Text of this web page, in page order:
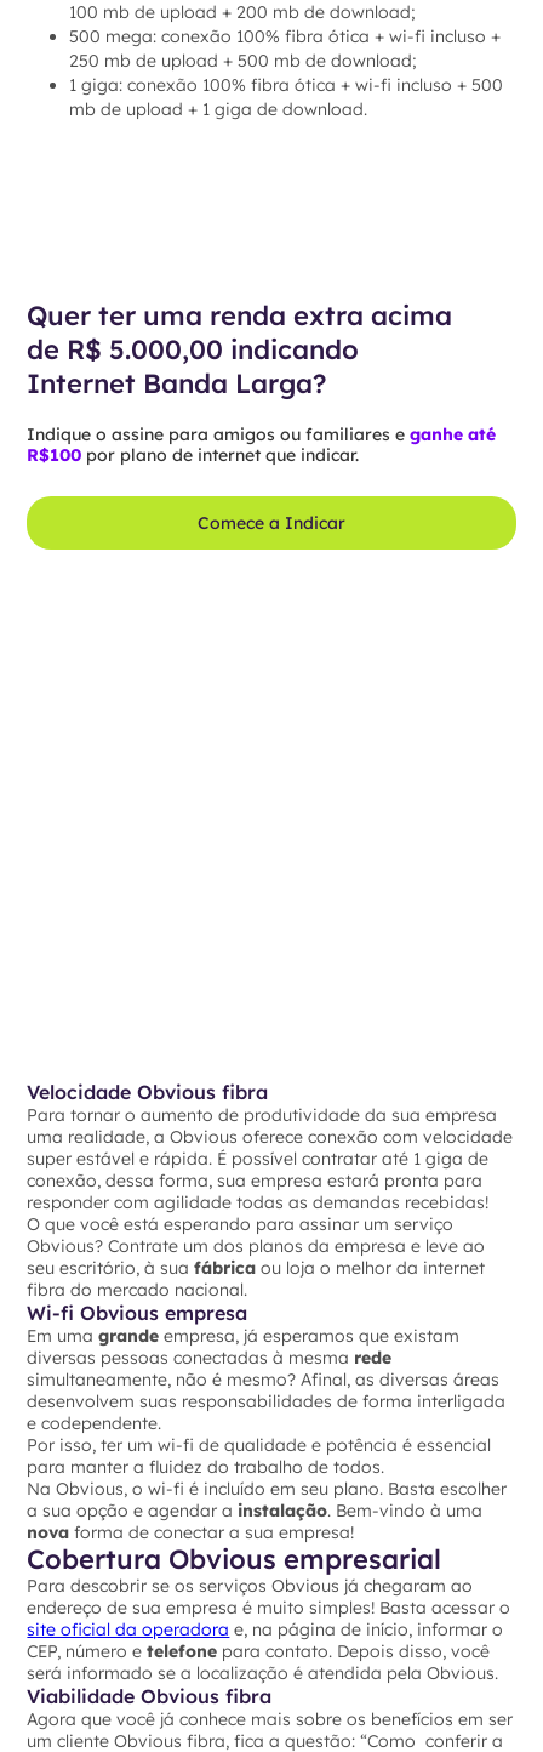
100 mb de upload + 200 mb de download;
500 mega: conexão 100% fibra ótica + wi-fi incluso +
250 mb de upload + 500 mb de download;
1 giga: conexão 100% fibra ótica + wi-fi incluso + 500
mb de upload + 1 giga de download.
Quer ter uma renda extra acima
de R$ 5.000,00 indicando
Internet Banda Larga?
Indique o assine para amigos ou familiares eganhe até
R$100 por plano de internet que indicar.
Comece a Indicar
Velocidade Obvious fibra
Para tornar o aumento de produtividade da sua empresa
uma realidade, a Obvious oferece conexão com velocidade
super estável e rápida. É possível contratar até 1 giga de
conexão, dessa forma, sua empresa estará pronta para
responder com agilidade todas as demandas recebidas!
O que você está esperando para assinar um serviço
Obvious? Contrate um dos planos da empresa e leve ao
seu escritório, à suafábrica ou loja o melhor da internet
fibra do mercado nacional.
Wi-fi Obvious empresa
Em umagrande empresa, já esperamos que existam
diversas pessoas conectadas à mesma rede
simultaneamente, não é mesmo? Afinal, as diversas áreas
desenvolvem suas responsabilidades de forma interligada
e codependente.
Por isso, ter um wi-fi de qualidade e potência é essencial
para manter a fluidez do trabalho de todos.
Na Obvious, o wi-fi é incluído em seu plano. Basta escolher
a sua opção e agendar a instalação. Bem-vindo à uma
nova forma de conectar a sua empresa!
Cobertura Obvious empresarial
Para descobrir se os serviços Obvious já chegaram ao
endereço de sua empresa é muito simples! Basta acessar o
site oficial da operadora e, na página de início, informar o
CEP, número etelefone para contato. Depois disso, você
será informado se a localização é atendida pela Obvious.
Viabilidade Obvious fibra
Agora que você já conhece mais sobre os benefícios em ser
um cliente Obvious fibra, fica a questão: “Como conferir a